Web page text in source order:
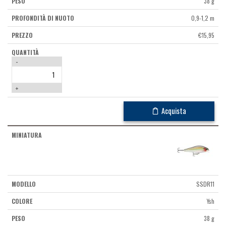
0,9-1,2 m
€15,95
-
+
Acquista
SSDR11
Ysh
38 g